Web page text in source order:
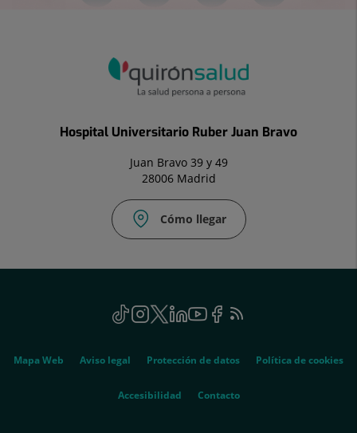
Hospital Universitario Ruber Juan Bravo
Juan Bravo 39 y 49
28006 Madrid
Cómo llegar
TikTok
Este
enlace
abrirá
una
Instagram
Este
enlace
abrirá
una
Twitter
Enlace
a
aplicación
Linkedin
Este
enlace
abrirá
una
Youtube
Este
enlace
abrirá
una
Facebook
Enlace
aplicación
Feed
Este
abrirá
una
Mapa Web Aviso legal Protección de datos Política de cookies
Accesibilidad Contacto